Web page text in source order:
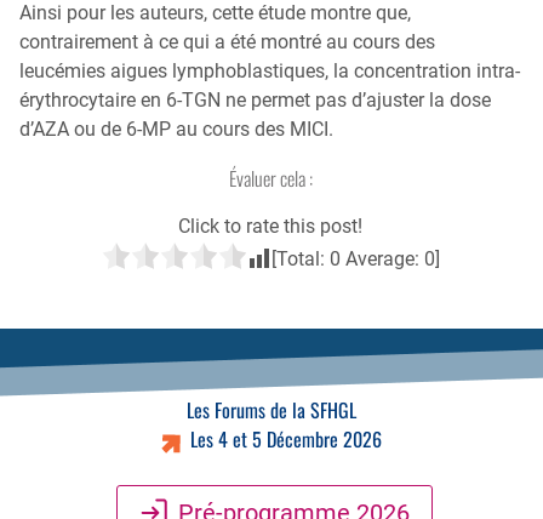
Ainsi pour les auteurs, cette étude montre que,
contrairement à ce qui a été montré au cours des
leucémies aigues lymphoblastiques, la concentration intra-
érythrocytaire en 6-TGN ne permet pas d’ajuster la dose
d’AZA ou de 6-MP au cours des MICI.
Évaluer cela :
Click to rate this post!
[Total: 0 Average: 0]
Les Forums de la SFHGL
Les 4 et 5 Décembre 2026
Pré-programme 2026